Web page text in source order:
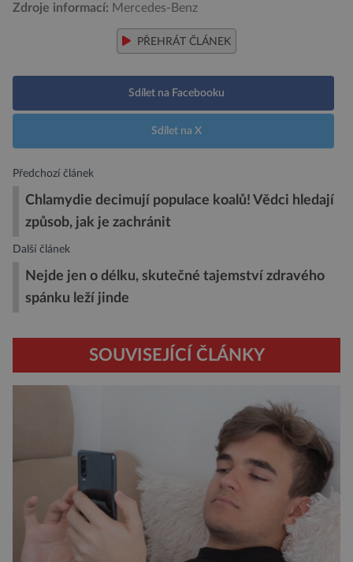
Zdroje informací: Mercedes-Benz
PŘEHRÁT ČLÁNEK
Sdílet na Facebooku
Sdílet na X
Předchozí článek
Chlamydie decimují populace koalů! Vědci hledají
způsob, jak je zachránit
Další článek
Nejde jen o délku, skutečné tajemství zdravého
spánku leží jinde
SOUVISEJÍCÍ ČLÁNKY